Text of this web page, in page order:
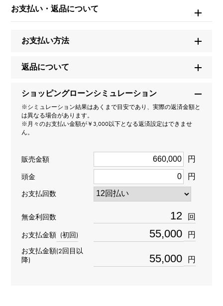
ノンブル 【受注生産品】 ナンバーリング【5】Sサイズ
【正規品】
ブランド名
ユキザキ
モデル名
ノンブル
型番
Y.NOMBRE.1.9.5.S
タイプ
男女兼用
種類
数字 × リング
数字＞数字 × リング
お支払い・返品について
お支払い方法
返品について
ショッピングローンシミュレーション
※シミュレーション結果はあくまで目安であり、実際の返済金額と
は異なる場合があります。
※月々のお支払い金額が￥3,000以下となる返済設定はできませ
ん。
販売金額 円
頭金 円
お支払回数
無金利回数 回
お支払金額 (初回) 円
お支払金額(2回目以
降)
円